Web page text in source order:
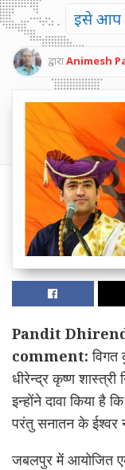
इसे आप
द्वाराAnimesh
Pandit
comment: विगत
धीरेन्द्र कृष्ण
इन्होंने दावा किया है
परंतु सनातन के ईश्वर
जबलपुर में आयोजित